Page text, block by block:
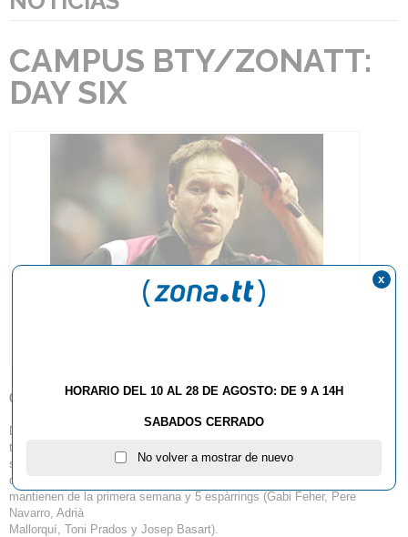
CAMPUS BTY/ZONATT:
DAY SIX
06.08.2013
Después del intenso fin de semana competitivo hemos reanudado el
trabajo en la
sala de entrenamiento, con la incorporación de 16 jugadores nuevo, 14
que se
mantienen de la primera semana y 5 espàrrings (Gabi Feher, Pere
Navarro, Adrià
Mallorquí, Toni Prados y Josep Basart).
HORARIO DEL 10 AL 28 DE AGOSTO: DE 9 A 14H
SABADOS CERRADO
No volver a mostrar de nuevo
x